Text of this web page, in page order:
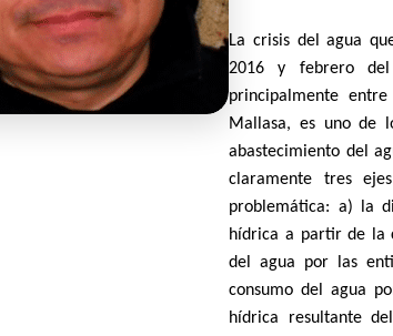
La crisis del agua
2016 y febrero
principalmente
Mallasa, es uno de
abastecimiento del
claramente tres
problemática: a) la
hídrica a partir de la
del agua por las
consumo del agua
hídrica resultante